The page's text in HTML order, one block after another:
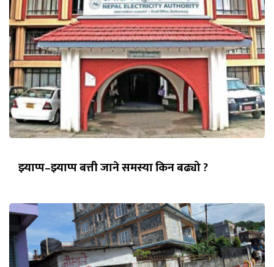
झ्याप्प–झ्याप्प बत्ती जाने समस्या किन बढ्यो ?